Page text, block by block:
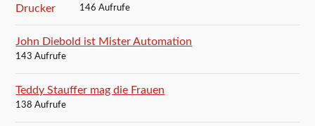
146 Aufrufe
John Diebold ist Mister Automation
143 Aufrufe
Teddy Stauffer mag die Frauen
138 Aufrufe